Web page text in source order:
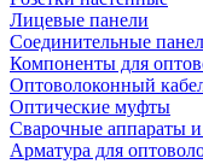
Лицевые панели
Соединительные
Компоненты для
Оптоволоконный
Оптические муфты
Сварочные аппараты
Арматура для